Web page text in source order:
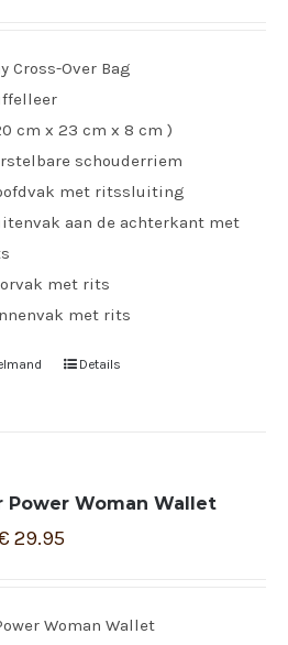
Cross-Over Bag
cm x 23 cm x 8 cm )
schouderriem
met ritssluiting
aan de achterkant met
met rits
met rits
Details
Power Woman Wallet
29.95
Woman Wallet